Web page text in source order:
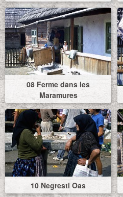
08 Ferme dans les
Maramures
10 Negresti Oas